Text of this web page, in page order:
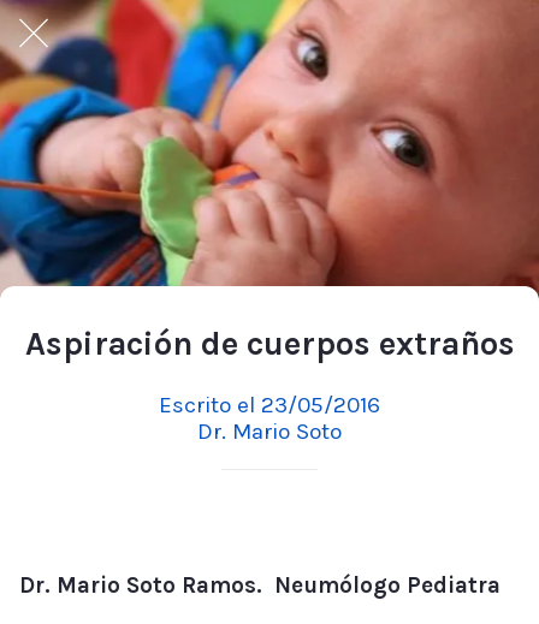
Aspiración de cuerpos extraños
Escrito el 23/05/2016
Dr. Mario Soto
Dr. Mario Soto Ramos. Neumólogo Pediatra